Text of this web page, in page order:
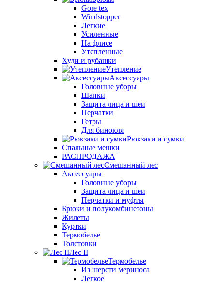
Gore tex
Windstopper
Легкие
Усиленные
На флисе
Утепленные
Худи и рубашки
Утепление
Аксессуары
Головные уборы
Шапки
Защита лица и шеи
Перчатки
Гетры
Для бинокля
Рюкзаки и сумки
Спальные мешки
РАСПРОДАЖА
Смешанный лес
Аксессуары
Головные уборы
Защита лица и шеи
Перчатки и муфты
Брюки и полукомбинезоны
Жилеты
Куртки
Термобелье
Толстовки
Лес II
Термобелье
Из шерсти мериноса
Легкое